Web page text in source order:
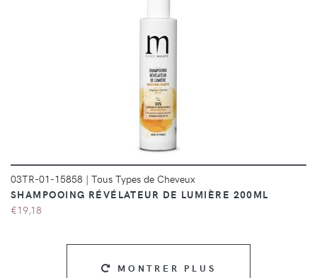
DÉTAILS
03TR-01-15858 | Tous Types de Cheveux
SHAMPOOING RÉVÉLATEUR DE LUMIÈRE 200ML
€19,18
MONTRER PLUS